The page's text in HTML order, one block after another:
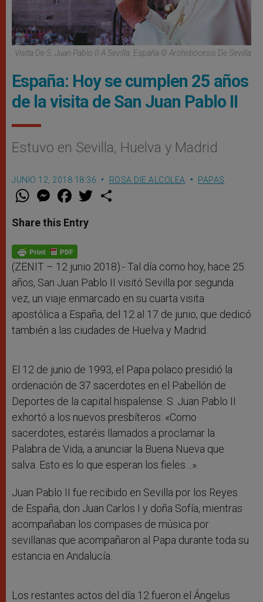
Visita De S. Juan Pablo II A Sevilla, España © Archidiócesis De Sevilla
España: Hoy se cumplen 25 años
de la visita de San Juan Pablo II
Estuvo en Sevilla, Huelva y Madrid
JUNIO 12, 2018 18:36 ROSA DIE ALCOLEA PAPAS
W
t
s
p
p
M
e
s
e
g
e
F
a
e
b
o
k
w
Share this Entry
(ZENIT – 12 junio 2018).- Tal día como hoy, hace 25
años, San Juan Pablo II visitó Sevilla por segunda
vez, un viaje enmarcado en su cuarta visita
apostólica a España, del 12 al 17 de junio, que dedicó
también a las ciudades de Huelva y Madrid.
El 12 de junio de 1993, el Papa polaco presidió la
ordenación de 37 sacerdotes en el Pabellón de
Deportes de la capital hispalense. S. Juan Pablo II
exhortó a los nuevos presbíteros: «Como
sacerdotes, estaréis llamados a proclamar la
Palabra de Vida, a anunciar la Buena Nueva que
salva. Esto es lo que esperan los fieles…».
Juan Pablo II fue recibido en Sevilla por los Reyes
de España, don Juan Carlos I y doña Sofía, mientras
acompañaban los compases de música por
sevillanas que acompañaron al Papa durante toda su
estancia en Andalucía.
Los restantes actos del día 12 fueron el Ángelus